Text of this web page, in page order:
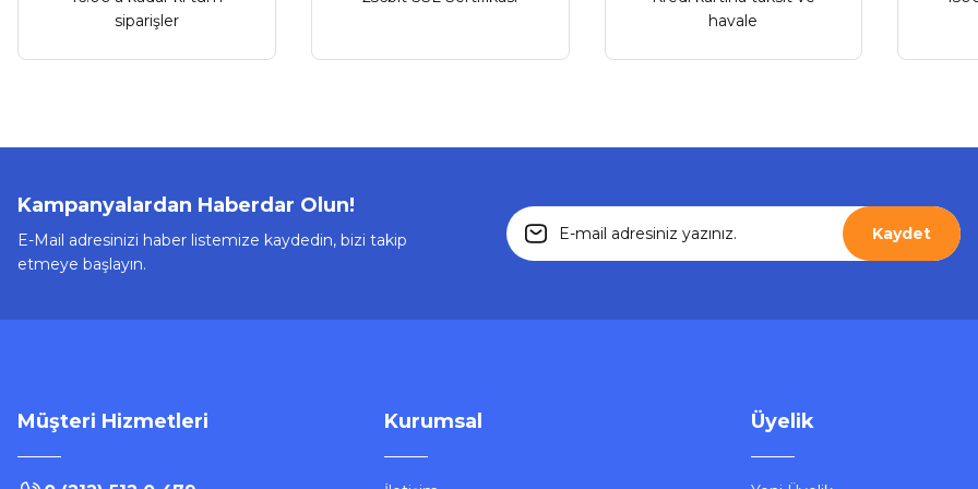
siparişler
havale
Kampanyalardan Haberdar Olun!
E-Mail adresinizi haber listemize kaydedin, bizi takip
etmeye başlayın.
Kaydet
Müşteri Hizmetleri Kurumsal Üyelik